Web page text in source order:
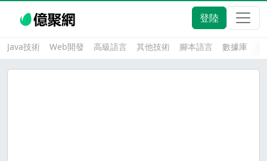
登陸
Java技術 Web開發 高級語言 其他技術 腳本語言 數據庫